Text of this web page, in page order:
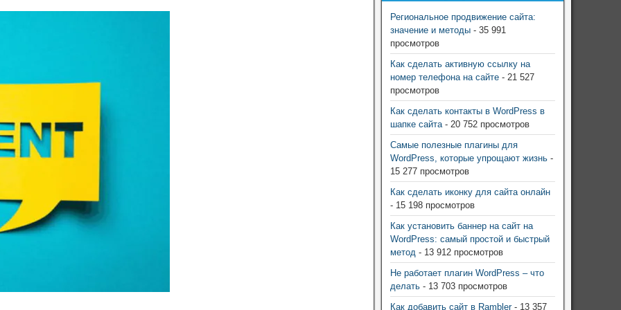
Региональное продвижение сайта:
значение и методы - 35 991
просмотров
Как сделать активную ссылку на
номер телефона на сайте - 21 527
просмотров
Как сделать контакты в WordPress в
шапке сайта- 20 752 просмотров
Самые полезные плагины для
WordPress, которые упрощают жизнь -
15 277 просмотров
Как сделать иконку для сайта онлайн
- 15 198 просмотров
Как установить баннер на сайт на
WordPress: самый простой и быстрый
метод - 13 912 просмотров
Не работает плагин WordPress – что
делать - 13 703 просмотров
Как добавить сайт в Rambler- 13 357